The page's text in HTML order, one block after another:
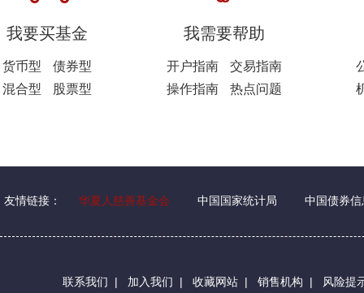
我要买基金
货币型
债券型
混合型
股票型
我需要帮助
开户指南
交易指南
操作指南
热点问题
友情链接： 华夏人慈善基金会 中国国家统计局 中国债券信
联系我们 | 加入我们 | 收藏网站 | 销售机构 | 风险提